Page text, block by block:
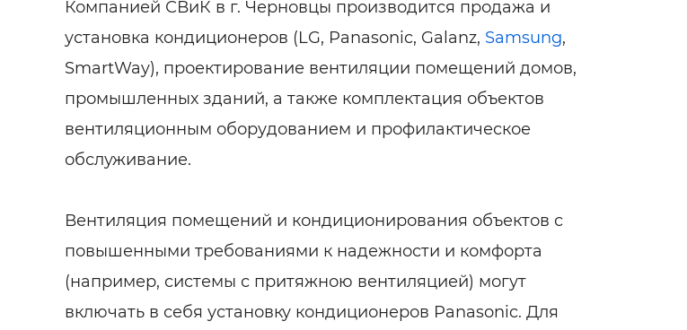
Компанией СВиК в г. Черновцы производится продажа и
установка кондиционеров (LG, Panasonic, Galanz, Samsung,
SmartWay), проектирование вентиляции помещений домов,
промышленных зданий, а также комплектация объектов
вентиляционным оборудованием и профилактическое
обслуживание.
Вентиляция помещений и кондиционирования объектов с
повышенными требованиями к надежности и комфорта
(например, системы с притяжною вентиляцией) могут
включать в себя установку кондиционеров Panasonic. Для